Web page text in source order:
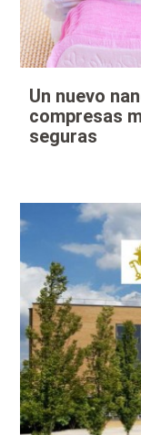
Un nuevo
compresas
seguras